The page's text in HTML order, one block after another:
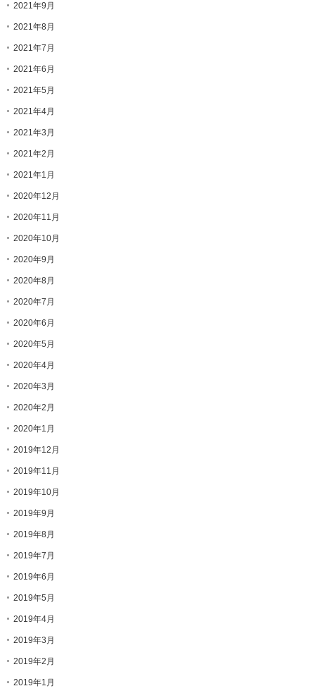
2021年9月
2021年8月
2021年7月
2021年6月
2021年5月
2021年4月
2021年3月
2021年2月
2021年1月
2020年12月
2020年11月
2020年10月
2020年9月
2020年8月
2020年7月
2020年6月
2020年5月
2020年4月
2020年3月
2020年2月
2020年1月
2019年12月
2019年11月
2019年10月
2019年9月
2019年8月
2019年7月
2019年6月
2019年5月
2019年4月
2019年3月
2019年2月
2019年1月